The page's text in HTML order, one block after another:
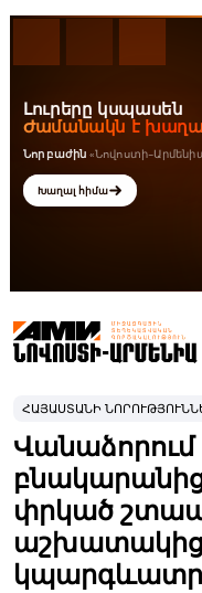
ՀԱՅԱՍՏԱՆԻ
Վանաձորում
փրկած